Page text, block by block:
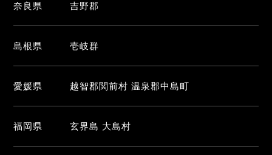
奈良県 吉野郡
島根県 壱岐群
愛媛県 越智郡関前村 温泉郡中島町
福岡県 玄界島 大島村